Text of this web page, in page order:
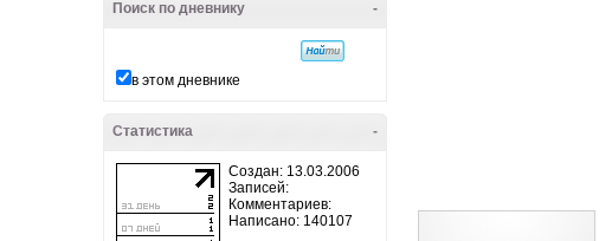
-
Поиск по дневнику
в этом дневнике
-
Статистика
Создан: 13.03.2006
Записей:
Комментариев:
Написано: 140107